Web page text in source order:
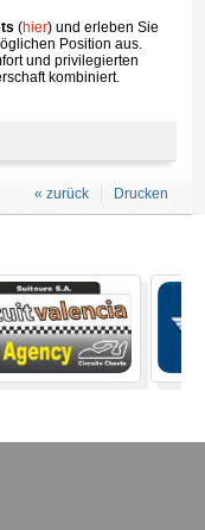
(hier) und erleben Sie
Position aus.
und privilegierten
kombiniert.
Drucken
« zurück